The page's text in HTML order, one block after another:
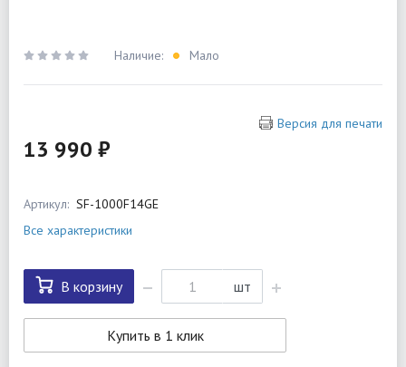
Наличие: Мало
Версия для печати
13 990 ₽
Артикул: SF-1000F14GE
Все характеристики
В корзину шт
Купить в 1 клик